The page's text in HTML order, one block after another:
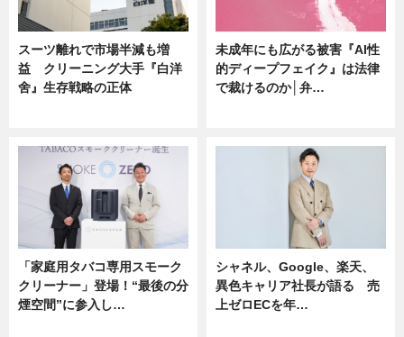
スーツ離れで市場半減も増
益 クリーニング大手『白洋
舍』生存戦略の正体
未成年にも広がる被害『AI性
的ディープフェイク』は法律
で裁けるのか│弁…
「家庭用タバコ専用スモーク
クリーナー」登場！“最後の分
煙空間”に参入し…
シャネル、Google、楽天、
異色キャリア社長が語る 売
上ゼロECを年…